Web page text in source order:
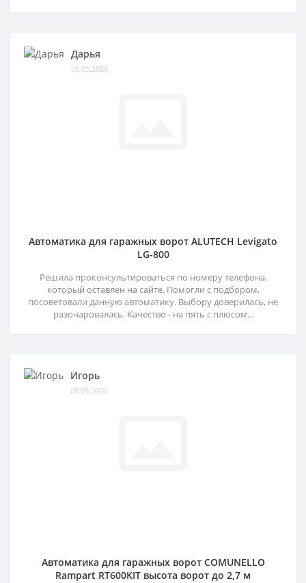
Дарья
08.05.2020
Автоматика для гаражных ворот ALUTECH Levigato
LG-800
Решила проконсультироваться по номеру телефона,
который оставлен на сайте. Помогли с подбором,
посоветовали данную автоматику. Выбору доверилась, не
разочаровалась. Качество - на пять с плюсом...
Игорь
08.05.2020
Автоматика для гаражных ворот COMUNELLO
Rampart RT600KIT высота ворот до 2,7 м